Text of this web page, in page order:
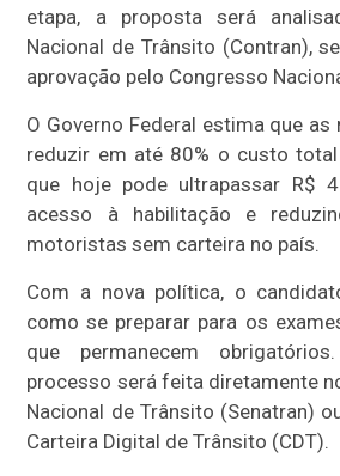
etapa, a proposta será
Nacional de Trânsito (Contran),
aprovação pelo Congresso
O Governo Federal estima que
reduzir em até 80% o custo total
que hoje pode ultrapassar R$
acesso à habilitação e
motoristas sem carteira no país.
Com a nova política, o
como se preparar para os
que permanecem
processo será feita diretamente
Nacional de Trânsito (Senatran)
Carteira Digital de Trânsito (CDT).